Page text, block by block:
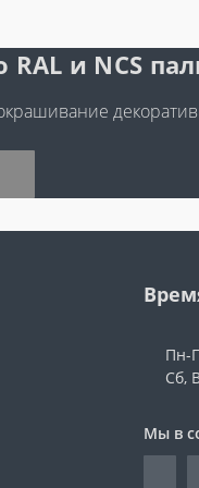
RAL и NCS
Пн-
Сб,
Мы в